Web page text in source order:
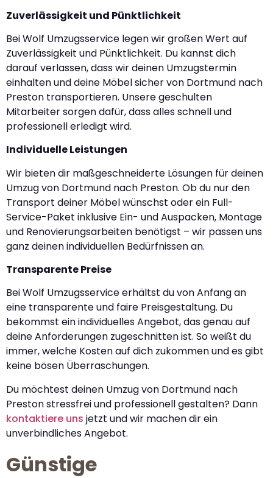
Zuverlässigkeit und Pünktlichkeit
Bei Wolf Umzugsservice legen wir großen Wert auf
Zuverlässigkeit und Pünktlichkeit. Du kannst dich
darauf verlassen, dass wir deinen Umzugstermin
einhalten und deine Möbel sicher von Dortmund nach
Preston transportieren. Unsere geschulten
Mitarbeiter sorgen dafür, dass alles schnell und
professionell erledigt wird.
Individuelle Leistungen
Wir bieten dir maßgeschneiderte Lösungen für deinen
Umzug von Dortmund nach Preston. Ob du nur den
Transport deiner Möbel wünschst oder ein Full-
Service-Paket inklusive Ein- und Auspacken, Montage
und Renovierungsarbeiten benötigst – wir passen uns
ganz deinen individuellen Bedürfnissen an.
Transparente Preise
Bei Wolf Umzugsservice erhältst du von Anfang an
eine transparente und faire Preisgestaltung. Du
bekommst ein individuelles Angebot, das genau auf
deine Anforderungen zugeschnitten ist. So weißt du
immer, welche Kosten auf dich zukommen und es gibt
keine bösen Überraschungen.
Du möchtest deinen Umzug von Dortmund nach
Preston stressfrei und professionell gestalten? Dann
kontaktiere uns jetzt und wir machen dir ein
unverbindliches Angebot.
Günstige